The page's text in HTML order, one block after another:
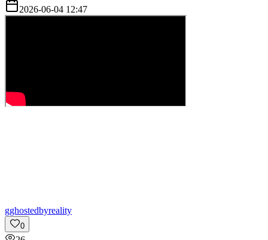
2026-06-04 12:47
gghostedbyreality
0